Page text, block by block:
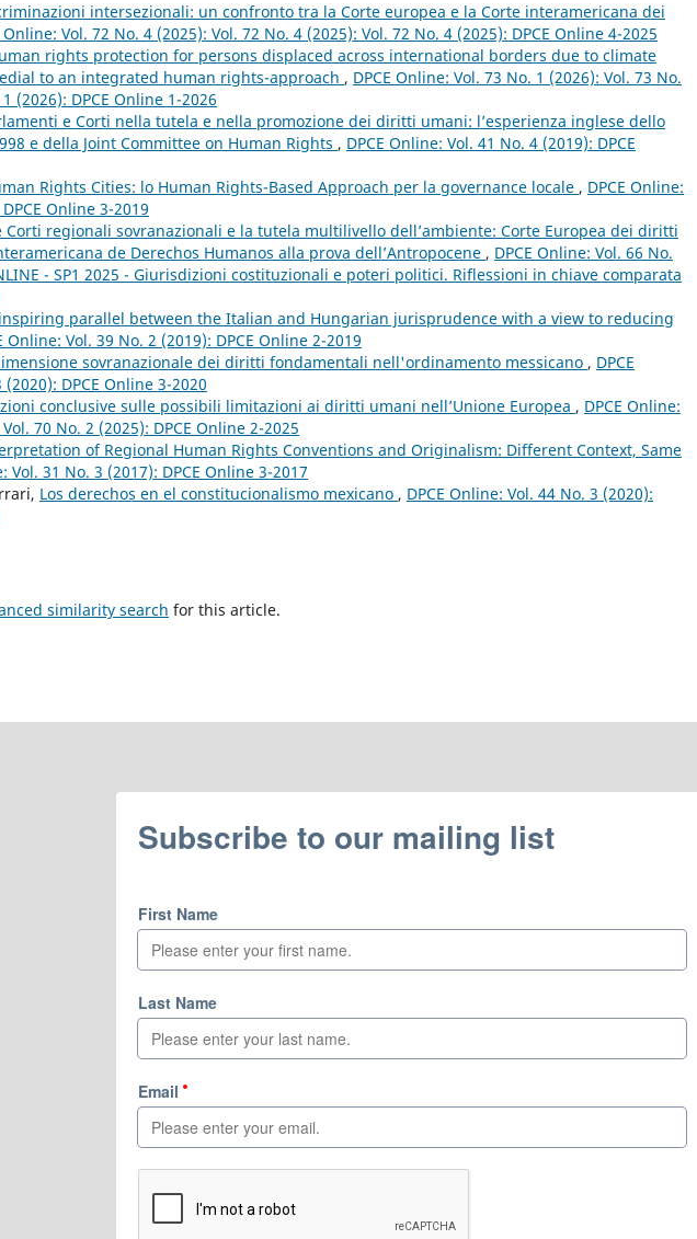
intersezionali: un confronto tra la Corte europea e la Corte interamericana dei
Online: Vol. 72 No. 4 (2025): Vol. 72 No. 4 (2025): Vol. 72 No. 4 (2025): DPCE Online 4-2025
rights protection for persons displaced across international borders due to climate
to an integrated human rights-approach , DPCE Online: Vol. 73 No. 1 (2026): Vol. 73 No.
(2026): DPCE Online 1-2026
e Corti nella tutela e nella promozione dei diritti umani: l’esperienza inglese dello
e della Joint Committee on Human Rights , DPCE Online: Vol. 41 No. 4 (2019): DPCE
Rights Cities: lo Human Rights-Based Approach per la governance locale , DPCE Online:
Online 3-2019
Corti regionali sovranazionali e la tutela multilivello dell’ambiente: Corte Europea dei diritti
de Derechos Humanos alla prova dell’Antropocene , DPCE Online: Vol. 66 No.
- SP1 2025 - Giurisdizioni costituzionali e poteri politici. Riflessioni in chiave comparata
parallel between the Italian and Hungarian jurisprudence with a view to reducing
Online: Vol. 39 No. 2 (2019): DPCE Online 2-2019
sovranazionale dei diritti fondamentali nell'ordinamento messicano , DPCE
DPCE Online 3-2020
conclusive sulle possibili limitazioni ai diritti umani nell’Unione Europea , DPCE Online:
70 No. 2 (2025): DPCE Online 2-2025
of Regional Human Rights Conventions and Originalism: Different Context, Same
Vol. 31 No. 3 (2017): DPCE Online 3-2017
Los derechos en el constitucionalismo mexicano , DPCE Online: Vol. 44 No. 3 (2020):
similarity search for this article.